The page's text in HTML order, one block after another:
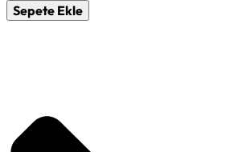
Sepete Ekle